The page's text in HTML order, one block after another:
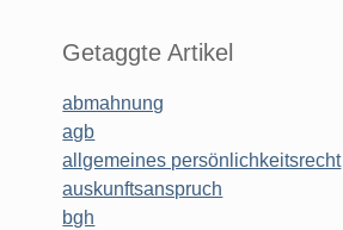
Getaggte Artikel
abmahnung
agb
allgemeines persönlichkeitsrecht
auskunftsanspruch
bgh